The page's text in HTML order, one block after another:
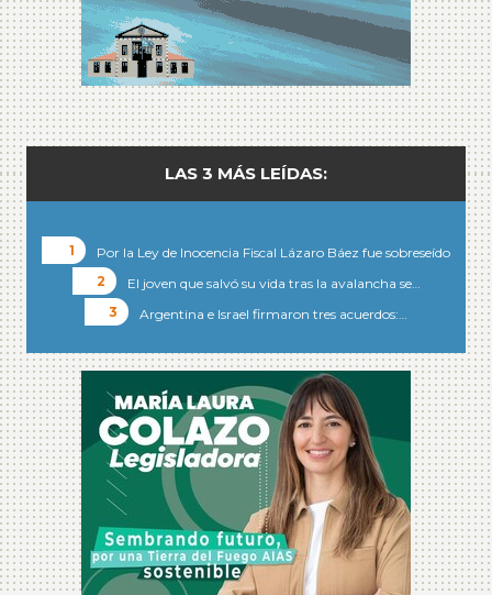
LAS 3 MÁS LEÍDAS:
Por la Ley de Inocencia Fiscal Lázaro Báez fue sobreseído
El joven que salvó su vida tras la avalancha se…
Argentina e Israel firmaron tres acuerdos:…